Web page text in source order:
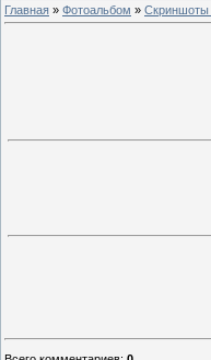
Главная » Фотоальбом » Скриншоты